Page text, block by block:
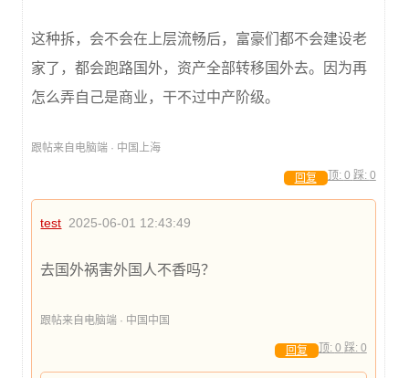
这种拆，会不会在上层流畅后，富豪们都不会建设老
家了，都会跑路国外，资产全部转移国外去。因为再
怎么弄自己是商业，干不过中产阶级。
跟帖来自电脑端 · 中国上海
顶: 0 踩: 0
回复
test 2025-06-01 12:43:49
去国外祸害外国人不香吗？
跟帖来自电脑端 · 中国中国
顶: 0 踩: 0
回复